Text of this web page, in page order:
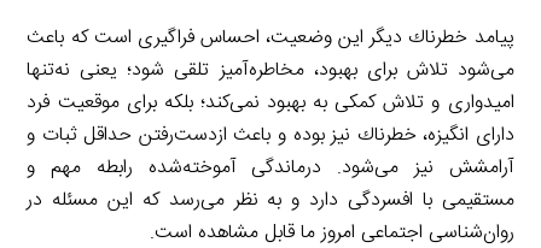
پیامد خطرناك دیگر این وضعیت، احساس فراگیری است كه باعث
می‌شود تلاش برای بهبود، مخاطره‌آمیز تلقی شود؛ یعنی نه‌تنها
امیدواری و تلاش كمكی به بهبود نمی‌کند؛ بلكه برای موقعیت فرد
دارای انگیزه، خطرناك نیز بوده و باعث ازدست‌رفتن حداقل ثبات و
آرامشش نیز می‌شود. درماندگی آموخته‌شده رابطه مهم و
مستقیمی با افسردگی دارد و به نظر می‌رسد كه این مسئله در
روان‌شناسی اجتماعی امروز ما قابل مشاهده است.